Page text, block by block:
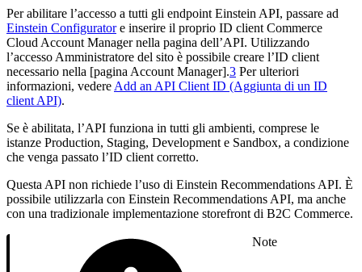
Per abilitare l’accesso a tutti gli endpoint Einstein API, passare ad
Einstein Configuratore inserire il proprio ID client Commerce
Cloud Account Manager nella pagina dell’API. Utilizzando
l’accesso Amministratore del sito è possibile creare l’ID client
necessario nella [pagina Account Manager].3 Per ulteriori
informazioni, vedereAdd an API Client ID (Aggiunta di un ID
client API).
Se è abilitata, l’API funziona in tutti gli ambienti, comprese le
istanze Production, Staging, Development e Sandbox, a condizione
che venga passato l’ID client corretto.
Questa API non richiede l’uso di Einstein Recommendations API. È
possibile utilizzarla con Einstein Recommendations API, ma anche
con una tradizionale implementazione storefront di B2C Commerce.
Note